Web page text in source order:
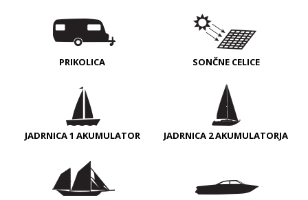
PRIKOLICA SONČNE CELICE
JADRNICA 1 AKUMULATOR JADRNICA 2 AKUMULATORJA